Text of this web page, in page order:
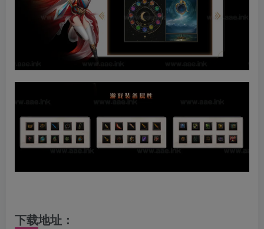
下载地址：